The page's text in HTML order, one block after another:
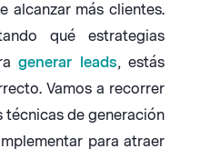
alcanzar más clientes.
qué estrategias
generar leads, estás
Vamos a recorrer
técnicas de generación
para atraer